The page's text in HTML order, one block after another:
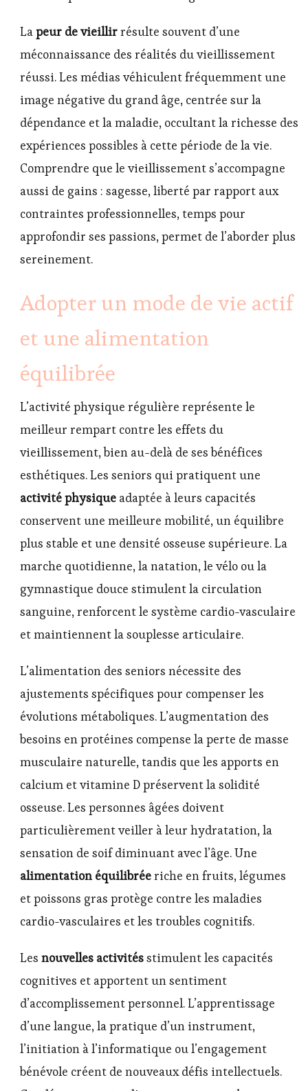
Lapeur de vieillirrésulte souvent d’une
méconnaissance des réalités du vieillissement
réussi. Les médias véhiculent fréquemment une
image négative du grand âge, centrée sur la
dépendance et la maladie, occultant la richesse des
expériences possibles à cette période de la vie.
Comprendre que le vieillissement s’accompagne
aussi de gains : sagesse, liberté par rapport aux
contraintes professionnelles, temps pour
approfondir ses passions, permet de l’aborder plus
sereinement.
Adopter un mode de vie actif
et une alimentation
équilibrée
L’activité physique régulière représente le
meilleur rempart contre les effets du
vieillissement, bien au-delà de ses bénéfices
esthétiques. Les seniors qui pratiquent une
activité physique adaptée à leurs capacités
conservent une meilleure mobilité, un équilibre
plus stable et une densité osseuse supérieure. La
marche quotidienne, la natation, le vélo ou la
gymnastique douce stimulent la circulation
sanguine, renforcent le système cardio-vasculaire
et maintiennent la souplesse articulaire.
L’alimentation des seniors nécessite des
ajustements spécifiques pour compenser les
évolutions métaboliques. L’augmentation des
besoins en protéines compense la perte de masse
musculaire naturelle, tandis que les apports en
calcium et vitamine D préservent la solidité
osseuse. Les personnes âgées doivent
particulièrement veiller à leur hydratation, la
sensation de soif diminuant avec l’âge. Une
alimentation équilibréeriche en fruits, légumes
et poissons gras protège contre les maladies
cardio-vasculaires et les troubles cognitifs.
Les nouvelles activitésstimulent les capacités
cognitives et apportent un sentiment
d’accomplissement personnel. L’apprentissage
d’une langue, la pratique d’un instrument,
l’initiation à l’informatique ou l’engagement
bénévole créent de nouveaux défis intellectuels.